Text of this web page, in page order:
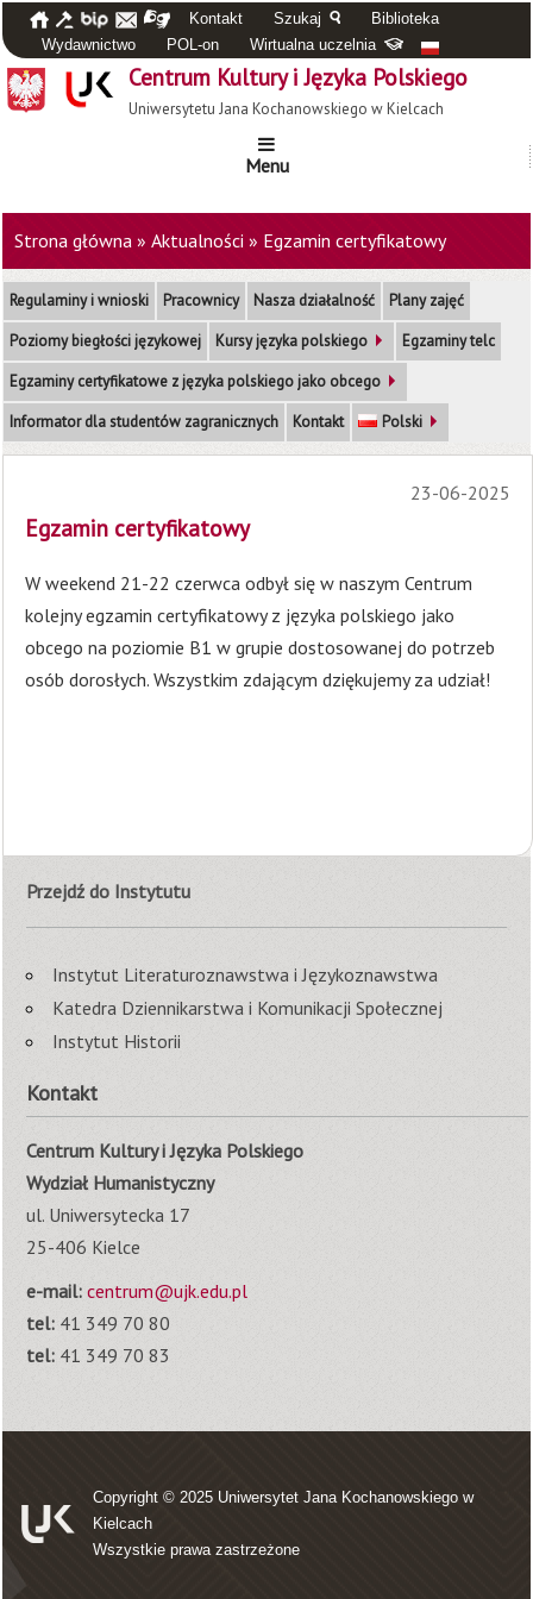
Kontakt Szukaj
Biblioteka
Wydawnictwo
POL-on Wirtualna uczelnia
Centrum Kultury i Języka Polskiego
Uniwersytetu Jana Kochanowskiego w Kielcach
Menu
Strona główna » Aktualności » Egzamin certyfikatowy
Regulaminy i wnioski Pracownicy Nasza działalność
Plany zajęć
Poziomy biegłości językowej
Kursy języka polskiego
Egzaminy telc
Egzaminy certyfikatowe z języka polskiego jako obcego
Informator dla studentów zagranicznych
Kontakt Polski
23-06-2025
Egzamin certyfikatowy
W weekend 21-22 czerwca odbył się w naszym Centrum
kolejny egzamin certyfikatowy z języka polskiego jako
obcego na poziomie B1 w grupie dostosowanej do potrzeb
osób dorosłych. Wszystkim zdającym dziękujemy za udział!
Przejdź do Instytutu
Instytut Literaturoznawstwa i Językoznawstwa
Katedra Dziennikarstwa i Komunikacji Społecznej
Instytut Historii
Kontakt
Centrum Kultury i Języka Polskiego
Wydział Humanistyczny
ul. Uniwersytecka 17
25-406 Kielce
e-mail: centrum@ujk.edu.pl
tel: 41 349 70 80
tel: 41 349 70 83
Copyright © 2025 Uniwersytet Jana Kochanowskiego w
Kielcach
Wszystkie prawa zastrzeżone